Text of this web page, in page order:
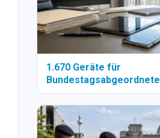
1.670 Geräte für
Bundestagsabgeordnete